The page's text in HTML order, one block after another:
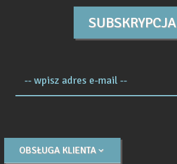
SUBSKRYPCJA
-- wpisz adres e-mail --
OBSŁUGA KLIENTA